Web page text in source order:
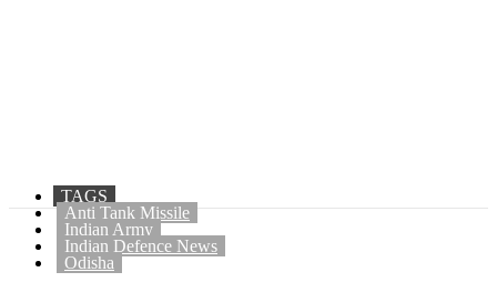
TAGS
Anti Tank Missile
Indian Army
Indian Defence News
Odisha